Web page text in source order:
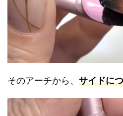
そのアーチから、 サイドに